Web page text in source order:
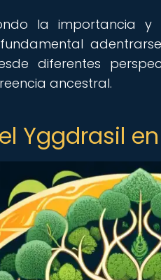
la importancia y
diferentes
ancestral.
Yggdrasil